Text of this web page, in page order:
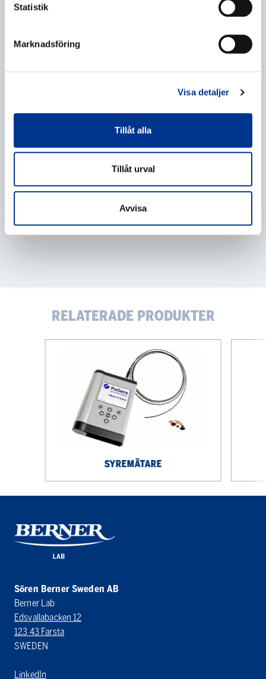
Statistik
Marknadsföring
Visa detaljer
Tillåt alla
Tillåt urval
Avvisa
Jag ger mitt samtycke till behandlingen av mina
dataskyddsförklaringen.
RELATERADE PRODUKTER
SYREMÄTARE
Sören Berner Sweden AB
Berner Lab
Edsvallabacken 12
123 43 Farsta
SWEDEN
LinkedIn